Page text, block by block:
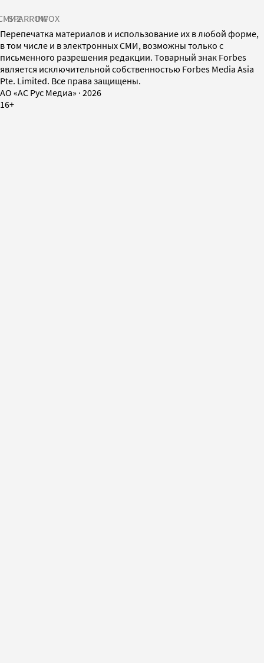
SPARROWINFOX
Перепечатка материалов и использование их в любой форме,
в том числе и в электронных СМИ, возможны только с
письменного разрешения редакции. Товарный знак Forbes
является исключительной собственностью Forbes Media Asia
Pte. Limited. Все права защищены.
AO «АС Рус Медиа» · 2026
16+